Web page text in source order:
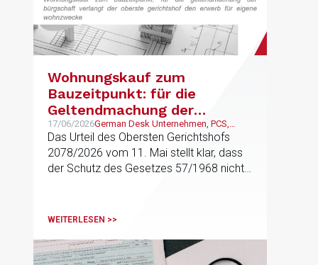
Wohnungskauf zum
Bauzeitpunkt: für die
Geltendmachung der
Bürgschaft verlangt der
oberste Gerichtshof den
Erwerb für eigene
Wohnzwecke
17/06/2026German Desk Unternehmen, PCS,
Vermögensverwaltung und
Familienunternehmen
Das Urteil des Obersten Gerichtshofs
2078/2026 vom 11. Mai stellt klar, dass
der Schutz des Gesetzes 57/1968 nicht
Wohnsitz oder persönlicher Wohnsitz
WEITERLESEN >>